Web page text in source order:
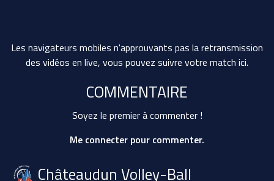
Les navigateurs mobiles n'approuvants pas la retransmission
des vidéos en live, vous pouvez suivre votre match ici.
COMMENTAIRE
Soyez le premier à commenter !
Me connecter pour commenter.
Châteaudun Volley-Ball